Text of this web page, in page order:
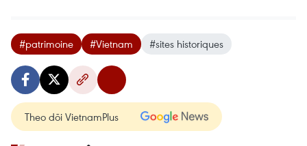
#patrimoine #Vietnam #sites historiques
Theo dõi VietnamPlus